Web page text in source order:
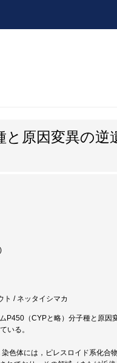
原因変異の逆
ト / ネッタイシマカ
P450（CYPと略）分子種と原因
いる。
色体には，ピレスロイド系化合